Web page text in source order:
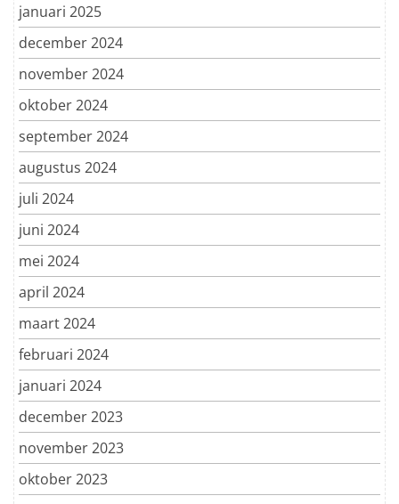
januari 2025
december 2024
november 2024
oktober 2024
september 2024
augustus 2024
juli 2024
juni 2024
mei 2024
april 2024
maart 2024
februari 2024
januari 2024
december 2023
november 2023
oktober 2023